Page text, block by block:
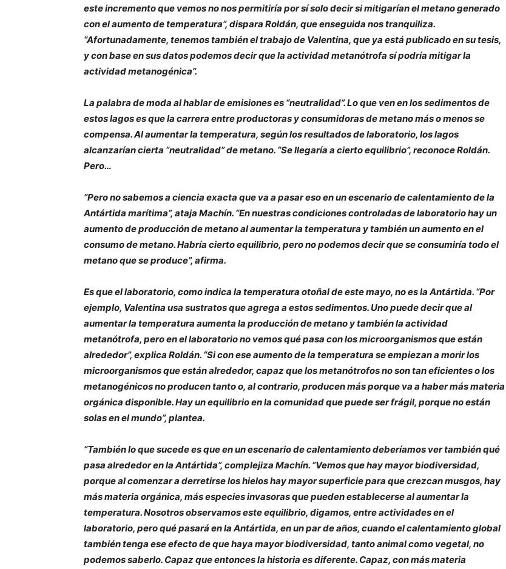
este incremento que vemos no nos permitiría por sí solo decir si mitigarían el metano generado
con el aumento de temperatura”, dispara Roldán, que enseguida nos tranquiliza.
“Afortunadamente, tenemos también el trabajo de Valentina, que ya está publicado en su tesis,
y con base en sus datos podemos decir que la actividad metanótrofa sí podría mitigar la
actividad metanogénica”.
La palabra de moda al hablar de emisiones es “neutralidad”. Lo que ven en los sedimentos de
estos lagos es que la carrera entre productoras y consumidoras de metano más o menos se
compensa. Al aumentar la temperatura, según los resultados de laboratorio, los lagos
alcanzarían cierta “neutralidad” de metano. “Se llegaría a cierto equilibrio”, reconoce Roldán.
Pero…
“Pero no sabemos a ciencia exacta que va a pasar eso en un escenario de calentamiento de la
Antártida marítima”, ataja Machín. “En nuestras condiciones controladas de laboratorio hay un
aumento de producción de metano al aumentar la temperatura y también un aumento en el
consumo de metano. Habría cierto equilibrio, pero no podemos decir que se consumiría todo el
metano que se produce”, afirma.
Es que el laboratorio, como indica la temperatura otoñal de este mayo, no es la Antártida. “Por
ejemplo, Valentina usa sustratos que agrega a estos sedimentos. Uno puede decir que al
aumentar la temperatura aumenta la producción de metano y también la actividad
metanótrofa, pero en el laboratorio no vemos qué pasa con los microorganismos que están
alrededor”, explica Roldán. “Si con ese aumento de la temperatura se empiezan a morir los
microorganismos que están alrededor, capaz que los metanótrofos no son tan eficientes o los
metanogénicos no producen tanto o, al contrario, producen más porque va a haber más materia
orgánica disponible. Hay un equilibrio en la comunidad que puede ser frágil, porque no están
solas en el mundo”, plantea.
“También lo que sucede es que en un escenario de calentamiento deberíamos ver también qué
pasa alrededor en la Antártida”, complejiza Machín. “Vemos que hay mayor biodiversidad,
porque al comenzar a derretirse los hielos hay mayor superficie para que crezcan musgos, hay
más materia orgánica, más especies invasoras que pueden establecerse al aumentar la
temperatura. Nosotros observamos este equilibrio, digamos, entre actividades en el
laboratorio, pero qué pasará en la Antártida, en un par de años, cuando el calentamiento global
también tenga ese efecto de que haya mayor biodiversidad, tanto animal como vegetal, no
podemos saberlo. Capaz que entonces la historia es diferente. Capaz, con más materia